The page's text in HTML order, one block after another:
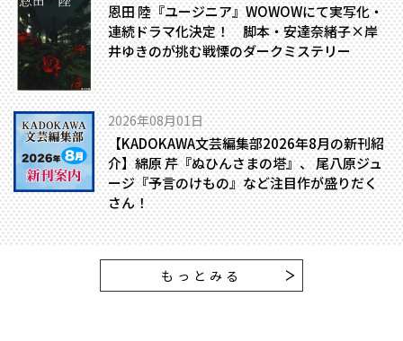
恩田 陸『ユージニア』WOWOWにて実写化・
連続ドラマ化決定！ 脚本・安達奈緒子×岸
井ゆきのが挑む戦慄のダークミステリー
2026年08月01日
【KADOKAWA文芸編集部2026年8月の新刊紹
介】綿原 芹『ぬひんさまの塔』、 尾八原ジュ
ージ『予言のけもの』など注目作が盛りだく
さん！
もっとみる